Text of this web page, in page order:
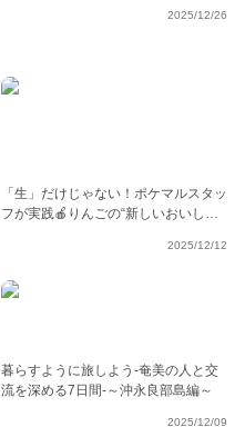
2025/12/26
「生」だけじゃない！ポケマルスタッ
フが実践🍎りんごの“新しいおいし
2025/12/12
暮らすように旅しよう-奄美の人と交
流を深める7日間-～沖永良部島編～
2025/12/09